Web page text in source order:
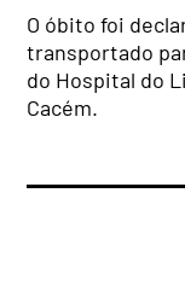
O óbito foi
transportado
do Hospital do
Cacém.